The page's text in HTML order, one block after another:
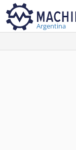
Argentina